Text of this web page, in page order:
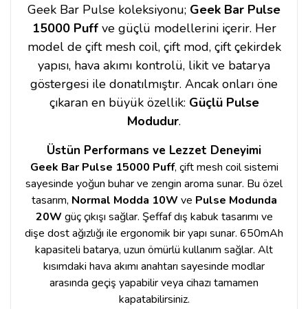
Geek Bar Pulse koleksiyonu; Geek Bar Pulse
15000 Puffve güçlü modellerini içerir. Her
model de çift mesh coil, çift mod, çift çekirdek
yapısı, hava akımı kontrolü, likit ve batarya
göstergesi ile donatılmıştır. Ancak onları öne
çıkaran en büyük özellik: Güçlü Pulse
Modudur.
Üstün Performans ve Lezzet Deneyimi
Geek Bar Pulse 15000 Puff, çift mesh coil sistemi
sayesinde yoğun buhar ve zengin aroma sunar. Bu özel
tasarım, Normal Modda 10W ve Pulse Modunda
20W güç çıkışı sağlar. Şeffaf dış kabuk tasarımı ve
dişe dost ağızlığı ile ergonomik bir yapı sunar. 650mAh
kapasiteli batarya, uzun ömürlü kullanım sağlar. Alt
kısımdaki hava akımı anahtarı sayesinde modlar
arasında geçiş yapabilir veya cihazı tamamen
kapatabilirsiniz.